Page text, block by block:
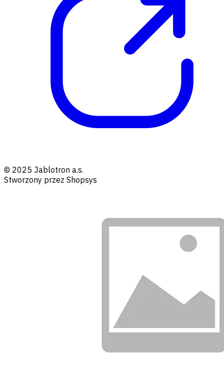
© 2025 Jablotron a.s.
Stworzony przez Shopsys